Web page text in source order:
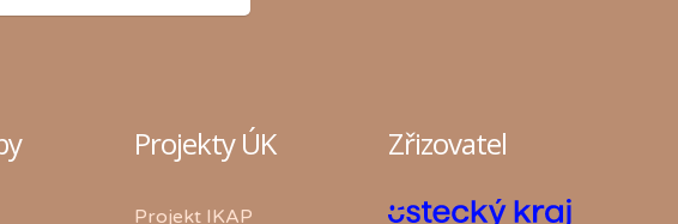
Projekty ÚK
Projekt IKAP
Zřizovatel